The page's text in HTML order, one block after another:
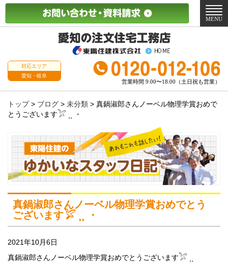
対応エリア
愛知・岐阜
営業時間 9:00〜18:00（土日祝も営業）
メ
ニ
MENU
トップ> ブログ > 未分類 > 真鍋淑郎さんノーベル物理学賞おめで
とうございます𓅯 ⸒⸒ ・
真鍋淑郎さんノーベル物理学賞おめでとう
ございます𓅯 ⸒⸒ ・
2021年10月6日
真鍋淑郎さんノーベル物理学賞おめでとうございます𓅯 ⸒⸒